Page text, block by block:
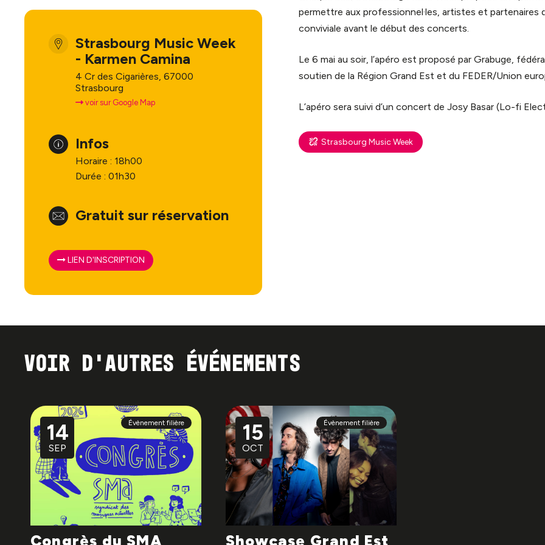
Strasbourg Music Week
- Karmen Camina
4 Cr des Cigarières, 67000
Strasbourg
voir sur Google Map
Infos
Horaire : 18h00
Durée : 01h30
Gratuit sur réservation
LIEN D'INSCRIPTION
permettre aux professionnel·les, artistes et
conviviale avant le début des concerts.
Le 6 mai au soir, l’apéro est proposé par Grabuge,
soutien de la Région Grand Est et du FEDER/Union
L’apéro sera suivi d’un concert de Josy Basar (Lo-fi
Strasbourg Music Week
Voir d'autres événements
14
SEP
Évènement filière
Congrès du SMA
15
OCT
Évènement filière
Showcase Grand Est